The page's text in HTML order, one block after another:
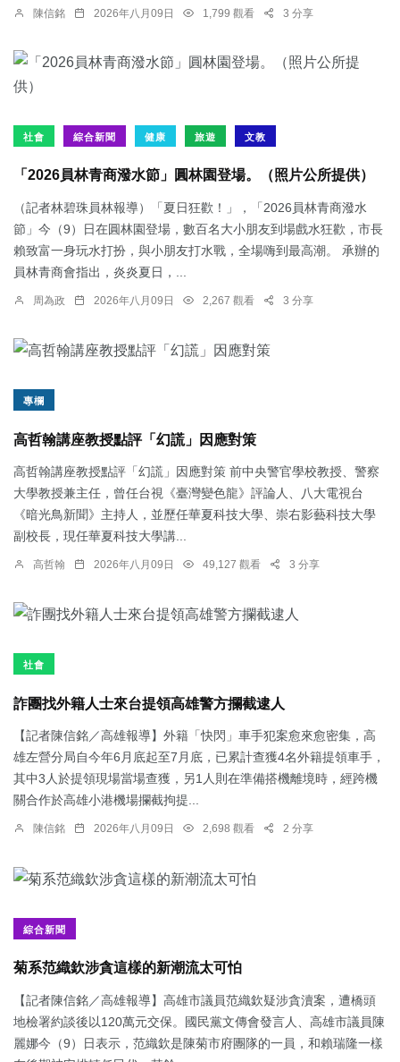
陳信銘 2026年八月09日 1,799 觀看 3 分享
社會 綜合新聞 健康 旅遊 文教
「2026員林青商潑水節」圓林園登場。（照片公所提供）
（記者林碧珠員林報導）「夏日狂歡！」，「2026員林青商潑水
節」今（9）日在圓林園登場，數百名大小朋友到場戲水狂歡，市長
賴致富一身玩水打扮，與小朋友打水戰，全場嗨到最高潮。 承辦的
員林青商會指出，炎炎夏日，...
周為政 2026年八月09日 2,267 觀看 3 分享
專欄
高哲翰講座教授點評「幻謊」因應對策
高哲翰講座教授點評「幻謊」因應對策 前中央警官學校教授、警察
大學教授兼主任，曾任台視《臺灣變色龍》評論人、八大電視台
《暗光鳥新聞》主持人，並歷任華夏科技大學、崇右影藝科技大學
副校長，現任華夏科技大學講...
高哲翰 2026年八月09日 49,127 觀看 3 分享
社會
詐團找外籍人士來台提領高雄警方攔截逮人
【記者陳信銘／高雄報導】外籍「快閃」車手犯案愈來愈密集，高
雄左營分局自今年6月底起至7月底，已累計查獲4名外籍提領車手，
其中3人於提領現場當場查獲，另1人則在準備搭機離境時，經跨機
關合作於高雄小港機場攔截拘提...
陳信銘 2026年八月09日 2,698 觀看 2 分享
綜合新聞
菊系范織欽涉貪這樣的新潮流太可怕
【記者陳信銘／高雄報導】高雄市議員范織欽疑涉貪瀆案，遭橋頭
地檢署約談後以120萬元交保。國民黨文傳會發言人、高雄市議員陳
麗娜今（9）日表示，范織欽是陳菊市府團隊的一員，和賴瑞隆一樣